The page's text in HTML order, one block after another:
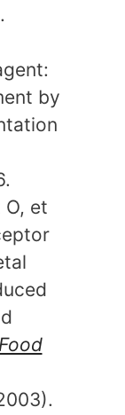
by
O, et